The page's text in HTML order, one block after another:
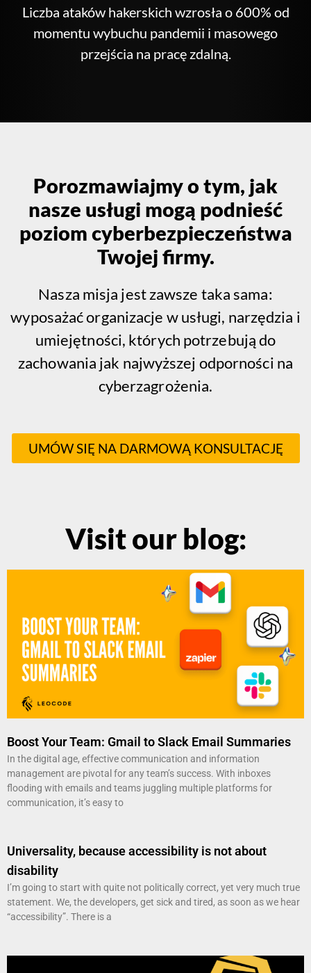
Liczba ataków hakerskich wzrosła o 600% od
momentu wybuchu pandemii i masowego
przejścia na pracę zdalną.
Porozmawiajmy o tym, jak
nasze usługi mogą podnieść
poziom cyberbezpieczeństwa
Twojej firmy.
Nasza misja jest zawsze taka sama:
wyposażać organizacje w usługi, narzędzia i
umiejętności, których potrzebują do
zachowania jak najwyższej odporności na
cyberzagrożenia.
UMÓW SIĘ NA DARMOWĄ KONSULTACJĘ
Visit our blog:
Boost Your Team: Gmail to Slack Email Summaries
In the digital age, effective communication and information
management are pivotal for any team’s success. With inboxes
flooding with emails and teams juggling multiple platforms for
communication, it’s easy to
Universality, because accessibility is not about
disability
I’m going to start with quite not politically correct, yet very much true
statement. We, the developers, get sick and tired, as soon as we hear
“accessibility”. There is a